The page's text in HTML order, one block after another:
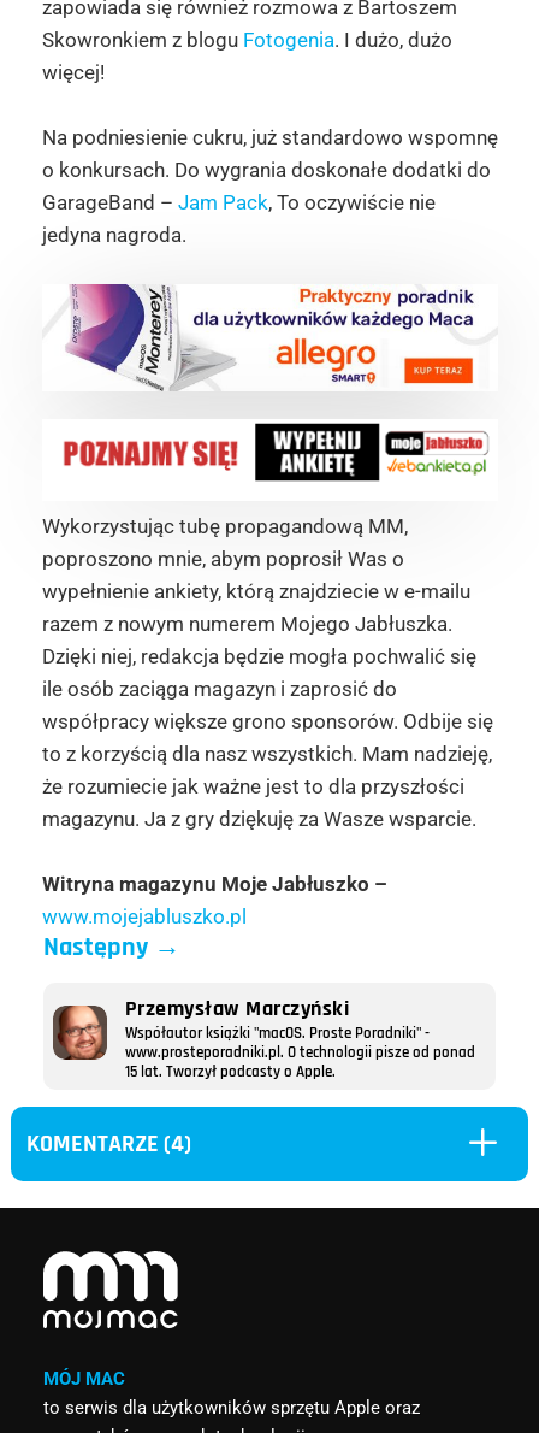
zapowiada się również rozmowa z Bartoszem
Skowronkiem z blogu Fotogenia. I dużo, dużo
więcej!
Na podniesienie cukru, już standardowo wspomnę
o konkursach. Do wygrania doskonałe dodatki do
GarageBand – Jam Pack, To oczywiście nie
jedyna nagroda.
Wykorzystując tubę propagandową MM,
poproszono mnie, abym poprosił Was o
wypełnienie ankiety, którą znajdziecie w e-mailu
razem z nowym numerem Mojego Jabłuszka.
Dzięki niej, redakcja będzie mogła pochwalić się
ile osób zaciąga magazyn i zaprosić do
współpracy większe grono sponsorów. Odbije się
to z korzyścią dla nasz wszystkich. Mam nadzieję,
że rozumiecie jak ważne jest to dla przyszłości
magazynu. Ja z gry dziękuję za Wasze wsparcie.
Witryna magazynu Moje Jabłuszko –
www.mojejabluszko.pl
Następny→
Przemysław Marczyński
Współautor książki "macOS. Proste Poradniki" -
www.prosteporadniki.pl. O technologii pisze od ponad
15 lat. Tworzył podcasty o Apple.
KOMENTARZE (4) L
MÓJ MAC
to serwis dla użytkowników sprzętu Apple oraz